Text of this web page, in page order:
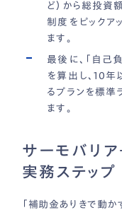
ど）から総投資
制度をピックア
ます。
最後に、「自己
を算出し、10
るプランを標準
ます。
サーモバリ
実務ステップ
「補助金ありきで動か